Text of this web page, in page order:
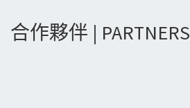
合作夥伴 | PARTNERS